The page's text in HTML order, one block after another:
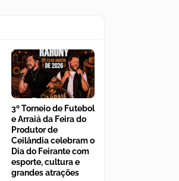
3º Torneio de Futebol
e Arraiá da Feira do
Produtor de
Ceilândia celebram o
Dia do Feirante com
esporte, cultura e
grandes atrações